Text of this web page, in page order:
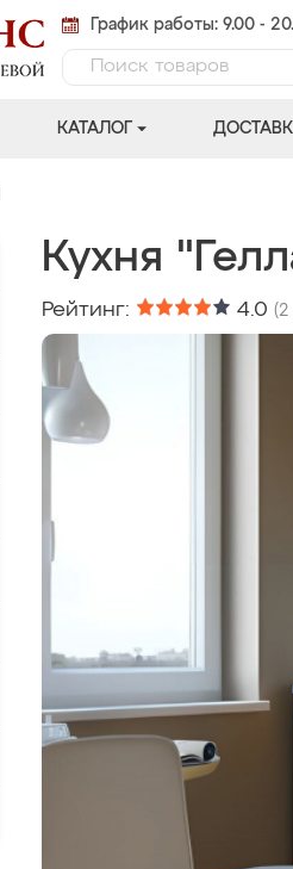
График работы: 9.00 -
КАТАЛОГ
Кухня
Рейтинг: 4.0 (2